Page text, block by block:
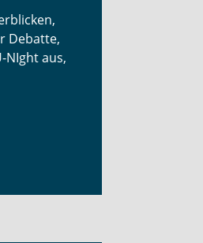
Debatte,
NIght aus,